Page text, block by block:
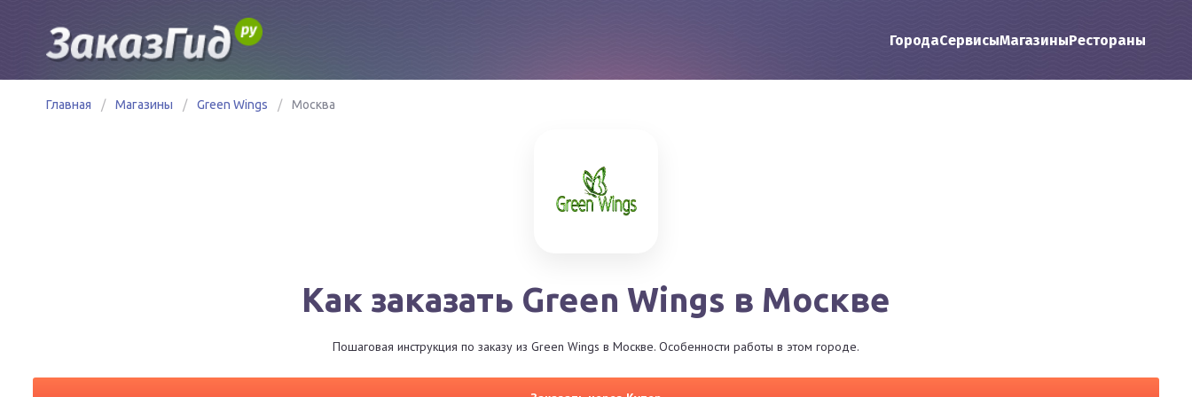
ГородаСервисыМагазиныРестораны
Главная / Магазины / Green Wings / Москва
Как заказать Green Wings в Москве
Пошаговая инструкция по заказу из Green Wings в Москве. Особенности работы в этом городе.